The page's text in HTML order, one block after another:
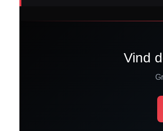
Vind